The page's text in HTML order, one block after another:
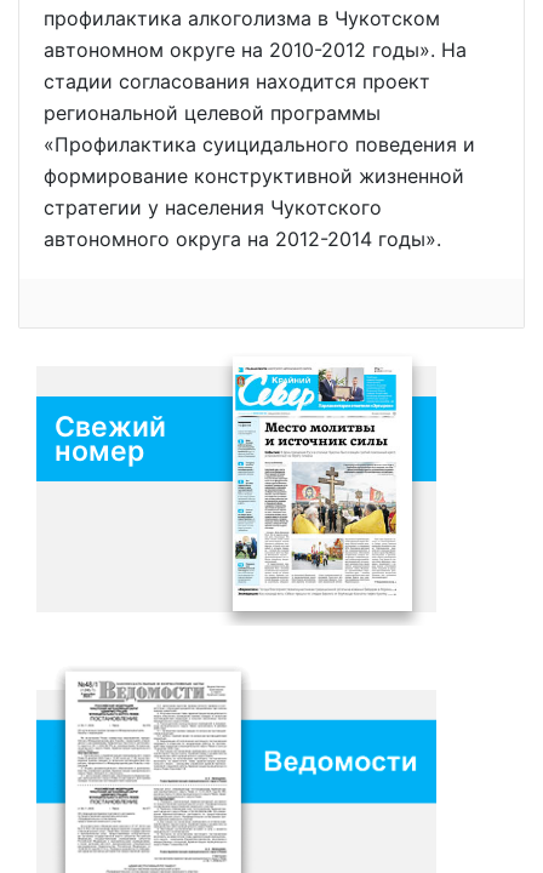
профилактика алкоголизма в Чукотском
автономном округе на 2010-2012 годы». На
стадии согласования находится проект
региональной целевой программы
«Профилактика суицидального поведения и
формирование конструктивной жизненной
стратегии у населения Чукотского
автономного округа на 2012-2014 годы».
Свежий
номер